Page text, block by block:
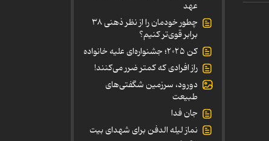
عهد
چطور خودمان را از نظر ذهنی ۳۸
برابر قوی‌تر کنیم؟
کن ۲۰۲۵؛ جشنواره‌ای علیه خانواده
راز افرادی که کمتر ضرر می‌کنند!
دورود، سرزمین شگفتی‌های
طبیعت
جان فدا
نماز لیله الدفن برای شهدای بیت